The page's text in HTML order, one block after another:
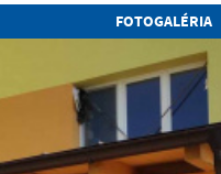
FOTOGALÉRIA